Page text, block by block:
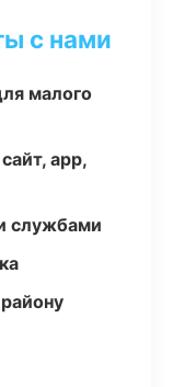
с нами
малого
app,
службами